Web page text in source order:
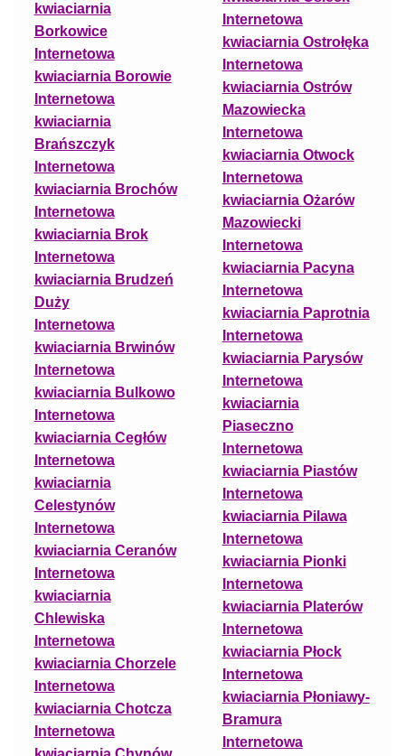
kwiaciarnia
Borkowice
Internetowa
kwiaciarnia Borowie
Internetowa
kwiaciarnia
Brańszczyk
Internetowa
kwiaciarnia Brochów
Internetowa
kwiaciarnia Brok
Internetowa
kwiaciarnia Brudzeń
Duży
Internetowa
kwiaciarnia Brwinów
Internetowa
kwiaciarnia Bulkowo
Internetowa
kwiaciarnia Cegłów
Internetowa
kwiaciarnia
Celestynów
Internetowa
kwiaciarnia Ceranów
Internetowa
kwiaciarnia
Chlewiska
Internetowa
kwiaciarnia Chorzele
Internetowa
kwiaciarnia Chotcza
Internetowa
Internetowa
kwiaciarnia Ostrołęka
Internetowa
kwiaciarnia Ostrów
Mazowiecka
Internetowa
kwiaciarnia Otwock
Internetowa
kwiaciarnia Ożarów
Mazowiecki
Internetowa
kwiaciarnia Pacyna
Internetowa
kwiaciarnia Paprotnia
Internetowa
kwiaciarnia Parysów
Internetowa
kwiaciarnia
Piaseczno
Internetowa
kwiaciarnia Piastów
Internetowa
kwiaciarnia Pilawa
Internetowa
kwiaciarnia Pionki
Internetowa
kwiaciarnia Platerów
Internetowa
kwiaciarnia Płock
Internetowa
kwiaciarnia Płoniawy-
Bramura
Internetowa